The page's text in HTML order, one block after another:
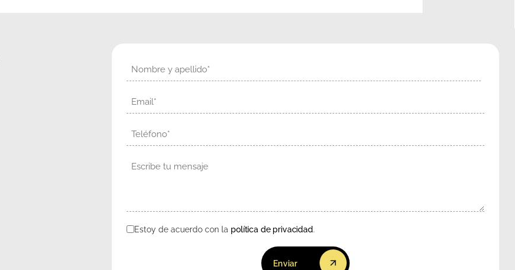
Nombre
Consentimiento
Estoy de acuerdo con la política de privacidad.
Enviar